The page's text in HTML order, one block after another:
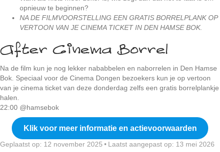
opnieuw te beginnen?
NA DE FILMVOORSTELLING EEN GRATIS BORRELPLANK OP
VERTOON VAN JE CINEMA TICKET IN DEN HAMSE BOK.
After Cinema Borrel
Na de film kun je nog lekker nababbelen en naborrelen in Den Hamse
Bok. Speciaal voor de Cinema Dongen bezoekers kun je op vertoon
van je cinema ticket van deze donderdag zelfs een gratis borrelplankje
halen.
22:00 @hamsebok
Klik voor meer informatie en actievoorwaarden
Geplaatst op: 12 november 2025 • Laatst aangepast op: 13 mei 2026